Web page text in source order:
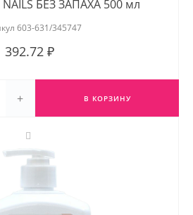
NAILS БЕЗ ЗАПАХА 500 мл
603-631/345747
392.72 ₽
+ В КОРЗИНУ